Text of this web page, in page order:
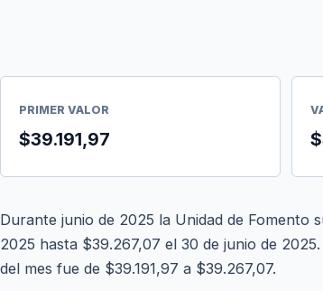
PRIMER VALOR
$39.191,97
Durante junio de 2025 la Unidad de Fomento
2025 hasta $39.267,07 el 30 de junio de
del mes fue de $39.191,97 a $39.267,07.